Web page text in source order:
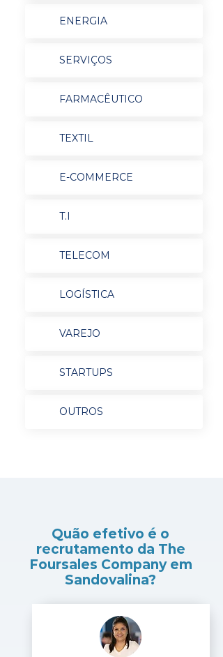
ENERGIA
SERVIÇOS
FARMACÊUTICO
TEXTIL
E-COMMERCE
T.I
TELECOM
LOGÍSTICA
VAREJO
STARTUPS
OUTROS
Quão efetivo é o
recrutamento da The
Foursales Company em
Sandovalina?